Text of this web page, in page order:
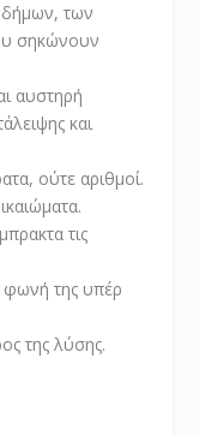
δήμων, των
σηκώνουν
αυστηρή
και
ούτε αριθμοί.
τις
φωνή της υπέρ
της λύσης.